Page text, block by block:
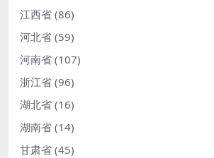
江西省 (86)
河北省 (59)
河南省 (107)
浙江省 (96)
湖北省 (16)
湖南省 (14)
甘肃省 (45)